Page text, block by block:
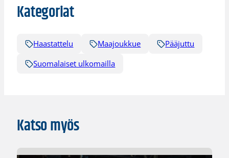
Kategoriat
Haastattelu Maajoukkue
Pääjuttu
Suomalaiset ulkomailla
Katso myös